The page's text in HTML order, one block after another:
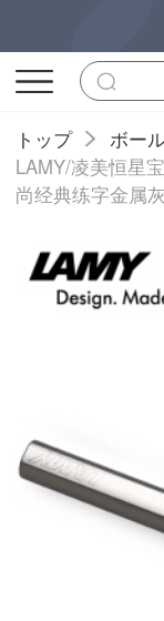
トップ
ボー
LAMY/凌美恒星
尚经典练字金属